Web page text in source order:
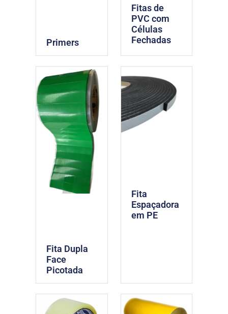
Primers
Fitas de
PVC com
Células
Fechadas
Fita Dupla
Face
Picotada
Fita
Espaçadora
em PE